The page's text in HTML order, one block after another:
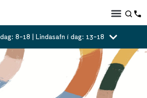
8-18 | Lindasafn í dag: 13-18